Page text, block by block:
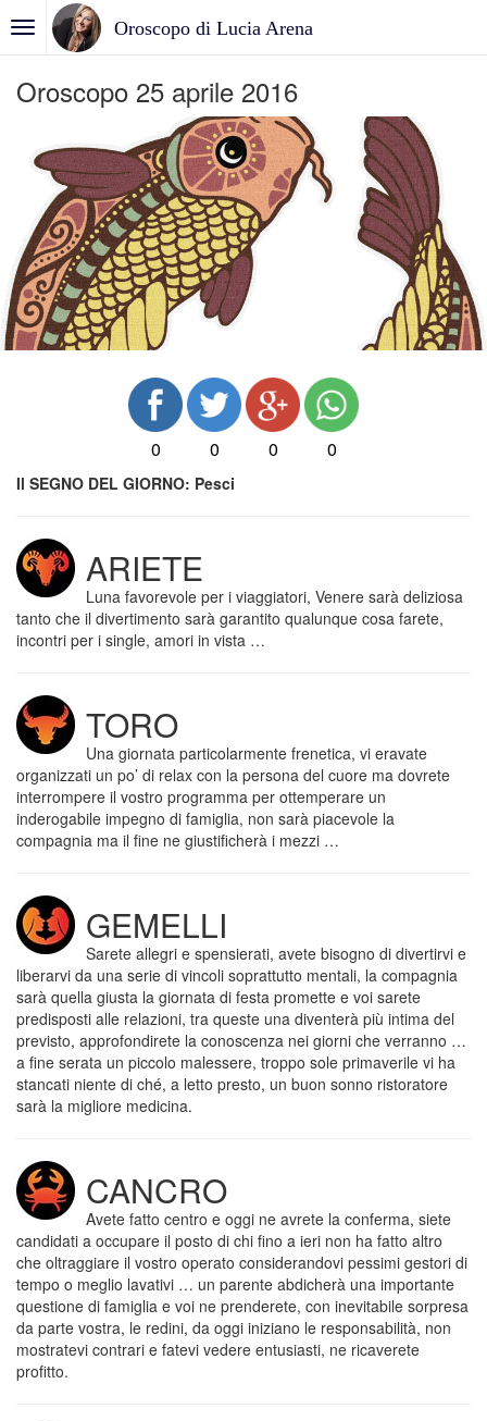
Oroscopo di Lucia Arena
Oroscopo 25 aprile 2016
0 0 0 0
Il SEGNO DEL GIORNO: Pesci
ARIETE
Luna favorevole per i viaggiatori, Venere sarà deliziosa
tanto che il divertimento sarà garantito qualunque cosa farete,
incontri per i single, amori in vista …
TORO
Una giornata particolarmente frenetica, vi eravate
organizzati un po’ di relax con la persona del cuore ma dovrete
interrompere il vostro programma per ottemperare un
inderogabile impegno di famiglia, non sarà piacevole la
compagnia ma il fine ne giustificherà i mezzi …
GEMELLI
Sarete allegri e spensierati, avete bisogno di divertirvi e
liberarvi da una serie di vincoli soprattutto mentali, la compagnia
sarà quella giusta la giornata di festa promette e voi sarete
predisposti alle relazioni, tra queste una diventerà più intima del
previsto, approfondirete la conoscenza nei giorni che verranno …
a fine serata un piccolo malessere, troppo sole primaverile vi ha
stancati niente di ché, a letto presto, un buon sonno ristoratore
sarà la migliore medicina.
CANCRO
Avete fatto centro e oggi ne avrete la conferma, siete
candidati a occupare il posto di chi fino a ieri non ha fatto altro
che oltraggiare il vostro operato considerandovi pessimi gestori di
tempo o meglio lavativi … un parente abdicherà una importante
questione di famiglia e voi ne prenderete, con inevitabile sorpresa
da parte vostra, le redini, da oggi iniziano le responsabilità, non
mostratevi contrari e fatevi vedere entusiasti, ne ricaverete
profitto.